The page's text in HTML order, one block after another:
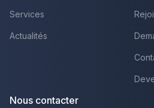
Services
Actualités
Nous contacter